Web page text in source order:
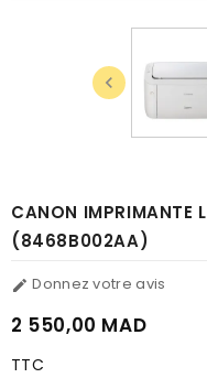

CANON IMPRIMANTE
(8468B002AA)
 Donnez votre avis
2 550,00 MAD
TTC